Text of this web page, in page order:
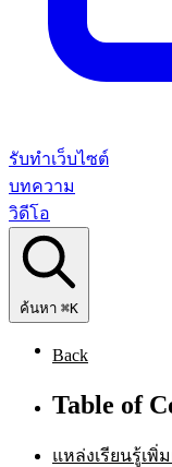
รับทำเว็บไซต์
บทความ
วิดีโอ
ค้นหา ⌘K
Back
Table of
แหล่งเรียนรู้เพิ่ม